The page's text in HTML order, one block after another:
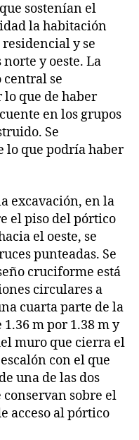
sostenían el
la habitación
y se
y oeste. La
central se
que de haber
en los grupos
Se
lo que podría haber
excavación, en la
el piso del pórtico
el oeste, se
punteadas. Se
cruciforme está
circulares a
cuarta parte de la
m por 1.38 m y
muro que cierra el
con el que
una de las dos
conservan sobre el
acceso al pórtico